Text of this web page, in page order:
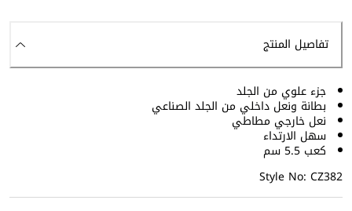
تفاصيل المنتج
جزء علوي من الجلد
بطانة ونعل داخلي من الجلد الصناعي
نعل خارجي مطاطي
سهل الارتداء
كعب 5.5 سم
Style No: CZ382